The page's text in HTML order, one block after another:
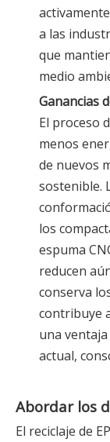
a las
que
medio
Ganancias
El proceso
menos
de nuevos
sostenible.
los
espuma
reducen
conserva
contribuye
una
actual,
Abordar los
El reciclaje de